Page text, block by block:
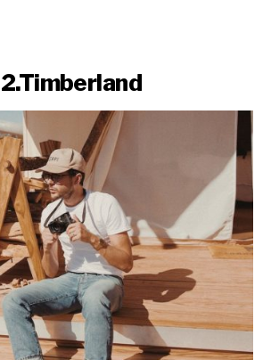
2.Timberland